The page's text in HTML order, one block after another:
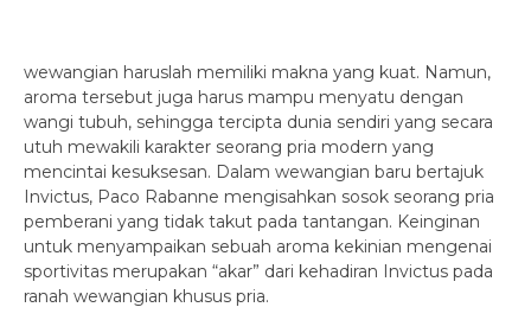
wewangian haruslah memiliki makna yang kuat. Namun,
aroma tersebut juga harus mampu menyatu dengan
wangi tubuh, sehingga tercipta dunia sendiri yang secara
utuh mewakili karakter seorang pria modern yang
mencintai kesuksesan. Dalam wewangian baru bertajuk
Invictus, Paco Rabanne mengisahkan sosok seorang pria
pemberani yang tidak takut pada tantangan. Keinginan
untuk menyampaikan sebuah aroma kekinian mengenai
sportivitas merupakan “akar” dari kehadiran Invictus pada
ranah wewangian khusus pria.